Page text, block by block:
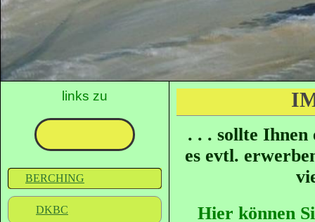
links zu
BERCHING
DKBC
. . . sollte
es evtl.
Hier können